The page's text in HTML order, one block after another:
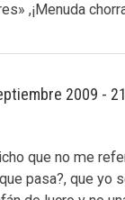
,¡Menuda
2009 -
que no me
pasa?, que yo